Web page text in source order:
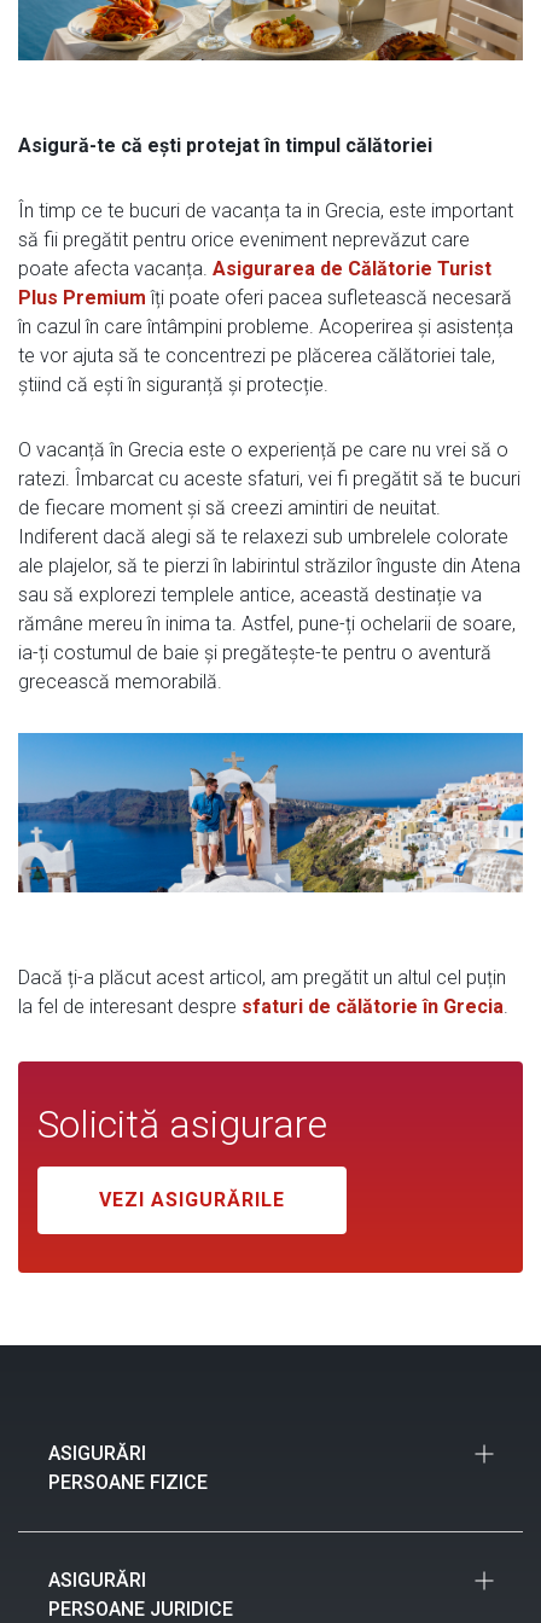
Asigură-te că ești protejat în timpul călătoriei
În timp ce te bucuri de vacanța ta in Grecia, este important
să fii pregătit pentru orice eveniment neprevăzut care
poate afecta vacanța. Asigurarea de Călătorie Turist
Plus Premium îți poate oferi pacea sufletească necesară
în cazul în care întâmpini probleme. Acoperirea și asistența
te vor ajuta să te concentrezi pe plăcerea călătoriei tale,
știind că ești în siguranță și protecție.
O vacanță în Grecia este o experiență pe care nu vrei să o
ratezi. Îmbarcat cu aceste sfaturi, vei fi pregătit să te bucuri
de fiecare moment și să creezi amintiri de neuitat.
Indiferent dacă alegi să te relaxezi sub umbrelele colorate
ale plajelor, să te pierzi în labirintul străzilor înguste din Atena
sau să explorezi templele antice, această destinație va
rămâne mereu în inima ta. Astfel, pune-ți ochelarii de soare,
ia-ți costumul de baie și pregătește-te pentru o aventură
grecească memorabilă.
Dacă ți-a plăcut acest articol, am pregătit un altul cel puțin
la fel de interesant despre sfaturi de călătorie în Grecia.
Solicită asigurare
VEZI ASIGURĂRILE
ASIGURĂRI
PERSOANE FIZICE
Asigurări Locuințe
ASIGURĂRI
PERSOANE JURIDICE